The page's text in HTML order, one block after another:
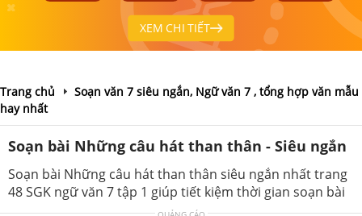
XEM CHI TIẾT
Trang chủ
Soạn văn 7 siêu ngắn, Ngữ văn 7 , tổng hợp văn mẫu
hay nhất
Soạn bài Những câu hát than thân - Siêu ngắn
Soạn bài Những câu hát than thân siêu ngắn nhất trang
48 SGK ngữ văn 7 tập 1 giúp tiết kiệm thời gian soạn bài